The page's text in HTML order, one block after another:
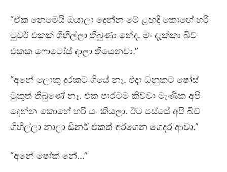
“ඒක නෙමෙයි ඔයාලා දෙන්න මේ ළඟදි කොහේ හරි
ටුවර් එකක් ගිහිල්ලා තිබුණා නේද. මං දැක්කා බීච්
එකක ෆොටෝස් දාලා තියෙනවා.”
“අනේ ලොකු දුරකට ගියේ නෑ. එදා ධනුකට ෂෝස්
මුකුත් තිබුණේ නෑ. එක පාරටම කිව්වා මැණික අපි
දෙන්න කොහේ හරි යං කියලා. ඊට පස්සේ අපි බීච්
ගිහිල්ලා නාලා ඩිනර් එකත් අරගෙන ගෙදර ආවා.”
“අනේ ෂෝක් නේ…”